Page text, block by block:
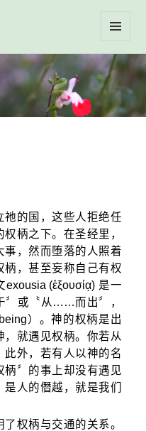
AND
WIDGETS
的国，这些人拒绝任
柄之下。在圣经里，
，然而堕落的人照着
柄，甚至妄称自己有权
(ἐξουσίᾳ) 是一
〞或〝从……而出〞，
）。神的权柄是出
就遇见权柄。你若从
外，若有人以神的名
柄〞的事上却没有遇见
人的僭越，就是我们
权柄与交通的关系。